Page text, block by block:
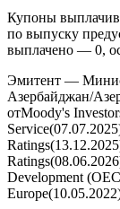
Купоны
по выпуску
выплачено — 0,
Эмитент —
Азербайджан/
отMoody's
Development